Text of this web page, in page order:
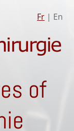
Fr | En
of